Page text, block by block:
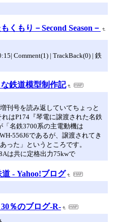
くもり－Second Season－
Comment(1) | TrackBack(0) | 鉄
鉄道模型制作記
刊号を読み返していてちょっと
はP174『琴電に譲渡された名鉄
名鉄3700系の主電動機は
556J6であるが、譲渡されてき
った」というところです。
は共に定格出力75kwで
- Yahoo!ブログ
％のブログ-R-